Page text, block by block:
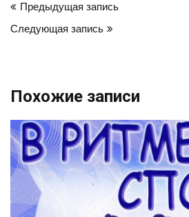
по
Предыдущая запись
Следующая запись
Похожие записи